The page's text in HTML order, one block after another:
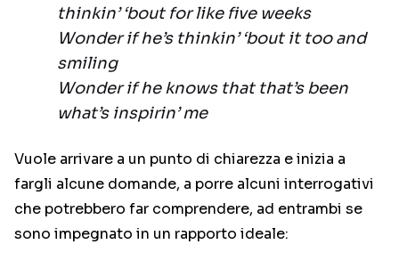
thinkin’ ‘bout for like five weeks
Wonder if he’s thinkin’ ‘bout it too and
smiling
Wonder if he knows that that’s been
what’s inspirin’ me
Vuole arrivare a un punto di chiarezza e inizia a
fargli alcune domande, a porre alcuni interrogativi
che potrebbero far comprendere, ad entrambi se
sono impegnato in un rapporto ideale: